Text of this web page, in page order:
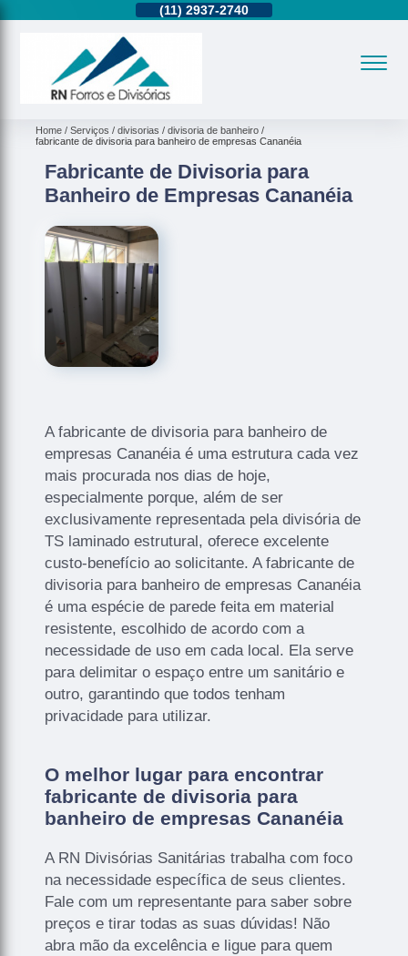
(11)2937-2740
Home Serviços divisorias
divisoria de banheiro
fabricante de divisoria para banheiro de empresas Cananéia
Fabricante de Divisoria para
Banheiro de Empresas Cananéia
A fabricante de divisoria para banheiro de
empresas Cananéia é uma estrutura cada vez
mais procurada nos dias de hoje,
especialmente porque, além de ser
exclusivamente representada pela divisória de
TS laminado estrutural, oferece excelente
custo-benefício ao solicitante. A fabricante de
divisoria para banheiro de empresas Cananéia
é uma espécie de parede feita em material
resistente, escolhido de acordo com a
necessidade de uso em cada local. Ela serve
para delimitar o espaço entre um sanitário e
outro, garantindo que todos tenham
privacidade para utilizar.
O melhor lugar para encontrar
fabricante de divisoria para
banheiro de empresas Cananéia
A RN Divisórias Sanitárias trabalha com foco
na necessidade específica de seus clientes.
Fale com um representante para saber sobre
preços e tirar todas as suas dúvidas! Não
abra mão da excelência e ligue para quem